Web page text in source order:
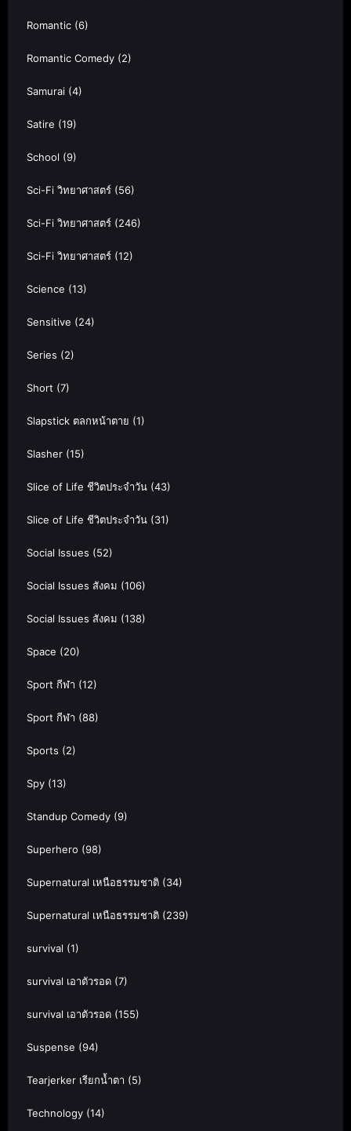
Romantic (6)
Romantic Comedy (2)
Samurai (4)
Satire (19)
School (9)
Sci-Fi วิทยาศาสตร์ (56)
Sci-Fi วิทยาศาสตร์ (246)
Sci-Fi วิทยาศาสตร์ (12)
Science (13)
Sensitive (24)
Series (2)
Short (7)
Slapstick ตลกหน้าตาย (1)
Slasher (15)
Slice of Life ชีวิตประจำวัน (43)
Slice of Life ชีวิตประจำวัน (31)
Social Issues (52)
Social Issues สังคม (106)
Social Issues สังคม (138)
Space (20)
Sport กีฬา (12)
Sport กีฬา (88)
Sports (2)
Spy (13)
Standup Comedy (9)
Superhero (98)
Supernatural เหนือธรรมชาติ (34)
Supernatural เหนือธรรมชาติ (239)
survival (1)
survival เอาตัวรอด (7)
survival เอาตัวรอด (155)
Suspense (94)
Tearjerker เรียกน้ำตา (5)
Technology (14)